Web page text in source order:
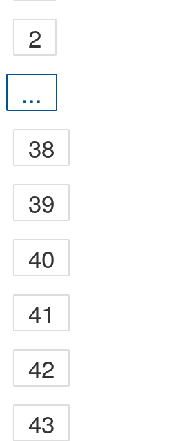
2
...
38
39
40
41
42
43